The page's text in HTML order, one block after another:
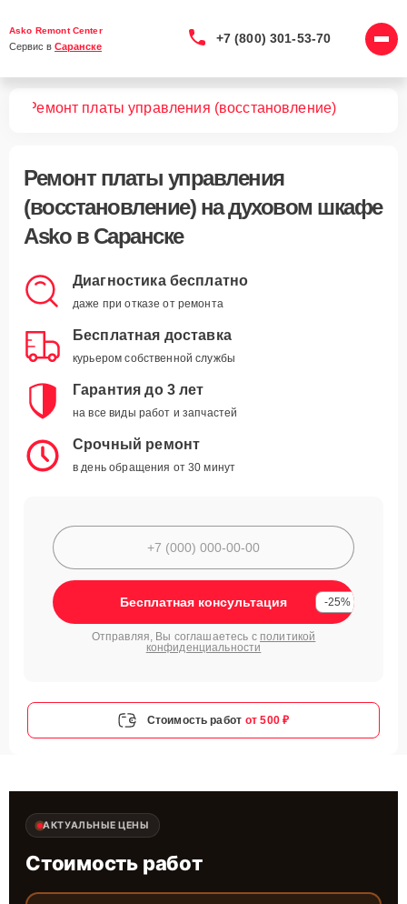
Asko Remont Center
Сервис в Саранске
+7 (800) 301-53-70
Ремонт платы управления (восстановление)
Ремонт платы управления
(восстановление)на духовом шкафе
Asko в Саранске
Диагностика бесплатно
даже при отказе от ремонта
Бесплатная доставка
курьером собственной службы
Гарантия до 3 лет
на все виды работ и запчастей
Срочный ремонт
в день обращения от 30 минут
Бесплатная консультация -25%
Отправляя, Вы соглашаетесь с политикой
конфиденциальности
Стоимость работ от 500 ₽
АКТУАЛЬНЫЕ ЦЕНЫ
Стоимость работ